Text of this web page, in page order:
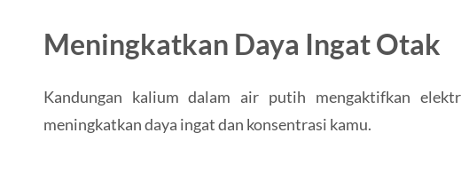
Meningkatkan Daya Ingat Otak
Kandungan kalium dalam air putih mengaktifkan
meningkatkan daya ingat dan konsentrasi kamu.